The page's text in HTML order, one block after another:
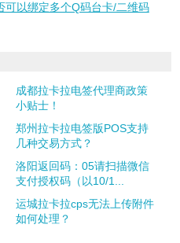
可以绑定多个Q码台卡/二维码
成都拉卡拉电签代理商政策
小贴士！
郑州拉卡拉电签版POS支持
几种交易方式？
洛阳返回码：05请扫描微信
支付授权码（以10/1...
运城拉卡拉cps无法上传附件
如何处理？